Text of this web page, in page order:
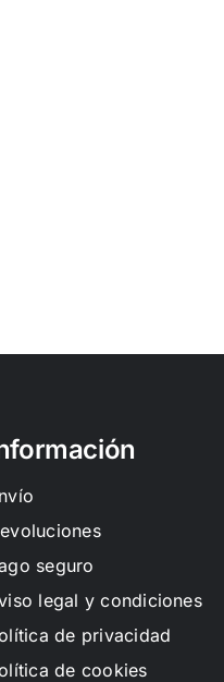
seguro
legal y condiciones
de privacidad
de cookies